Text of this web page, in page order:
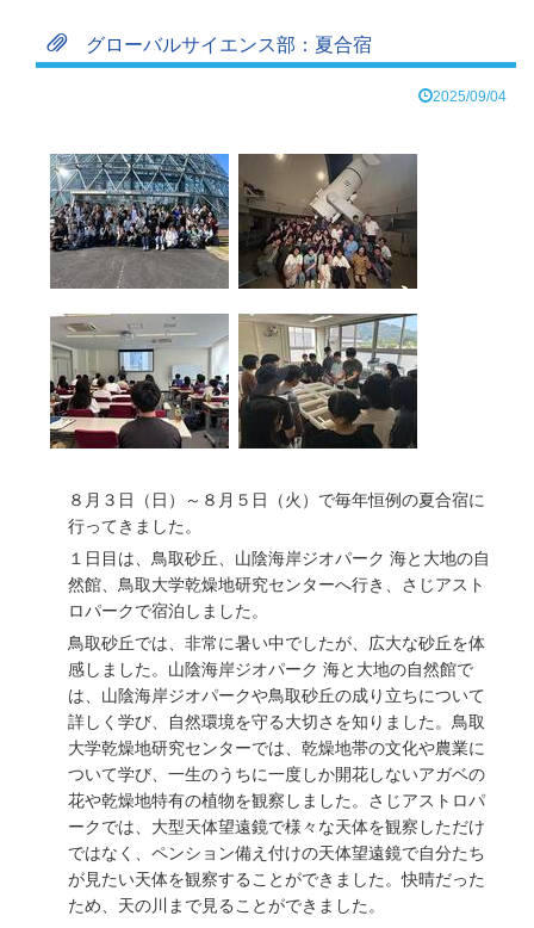
グローバルサイエンス部：夏合宿
2025/09/04
８月３日（日）～８月５日（火）で毎年恒例の夏合宿に
行ってきました。
１日目は、鳥取砂丘、山陰海岸ジオパーク 海と大地の自
然館、鳥取大学乾燥地研究センターへ行き、さじアスト
ロパークで宿泊しました。
鳥取砂丘では、非常に暑い中でしたが、広大な砂丘を体
感しました。山陰海岸ジオパーク 海と大地の自然館で
は、山陰海岸ジオパークや鳥取砂丘の成り立ちについて
詳しく学び、自然環境を守る大切さを知りました。鳥取
大学乾燥地研究センターでは、乾燥地帯の文化や農業に
ついて学び、一生のうちに一度しか開花しないアガベの
花や乾燥地特有の植物を観察しました。さじアストロパ
ークでは、大型天体望遠鏡で様々な天体を観察しただけ
ではなく、ペンション備え付けの天体望遠鏡で自分たち
が見たい天体を観察することができました。快晴だった
ため、天の川まで見ることができました。